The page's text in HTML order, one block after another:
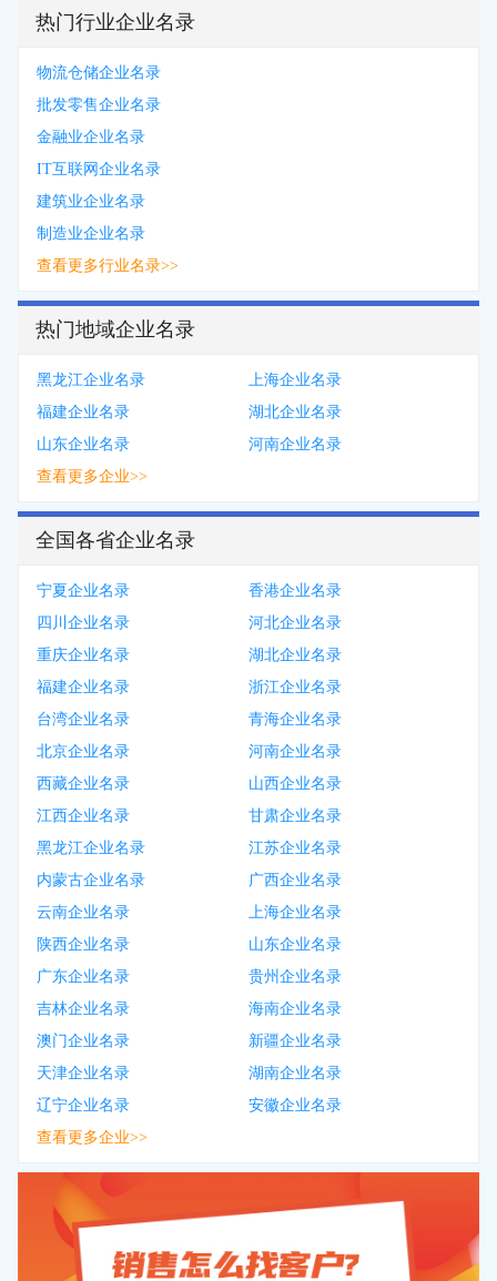
热门行业企业名录
物流仓储企业名录
批发零售企业名录
金融业企业名录
IT互联网企业名录
建筑业企业名录
制造业企业名录
查看更多行业名录>>
热门地域企业名录
黑龙江企业名录
上海企业名录
福建企业名录
湖北企业名录
山东企业名录
河南企业名录
查看更多企业>>
全国各省企业名录
宁夏企业名录
香港企业名录
四川企业名录
河北企业名录
重庆企业名录
湖北企业名录
福建企业名录
浙江企业名录
台湾企业名录
青海企业名录
北京企业名录
河南企业名录
西藏企业名录
山西企业名录
江西企业名录
甘肃企业名录
黑龙江企业名录
江苏企业名录
内蒙古企业名录
广西企业名录
云南企业名录
上海企业名录
陕西企业名录
山东企业名录
广东企业名录
贵州企业名录
吉林企业名录
海南企业名录
澳门企业名录
新疆企业名录
天津企业名录
湖南企业名录
辽宁企业名录
安徽企业名录
查看更多企业>>